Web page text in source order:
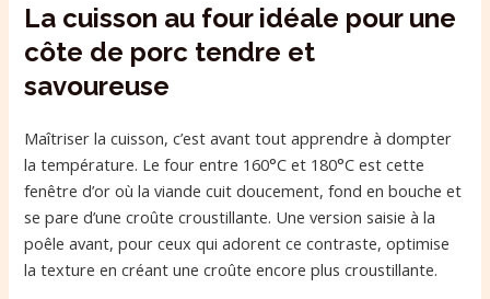
La cuisson au four idéale pour une
côte de porc tendre et
savoureuse
Maîtriser la cuisson, c’est avant tout apprendre à dompter
la température. Le four entre 160°C et 180°C est cette
fenêtre d’or où la viande cuit doucement, fond en bouche et
se pare d’une croûte croustillante. Une version saisie à la
poêle avant, pour ceux qui adorent ce contraste, optimise
la texture en créant une croûte encore plus croustillante.